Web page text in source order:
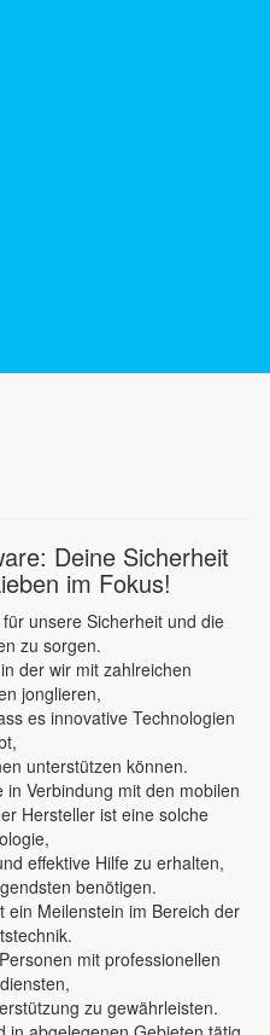
Deine Sicherheit
im Fokus!
unsere Sicherheit und die
zu sorgen.
der wir mit zahlreichen
jonglieren,
es innovative Technologien
unterstützen können.
Verbindung mit den mobilen
Hersteller ist eine solche
effektive Hilfe zu erhalten,
benötigen.
ein Meilenstein im Bereich der
mit professionellen
zu gewährleisten.